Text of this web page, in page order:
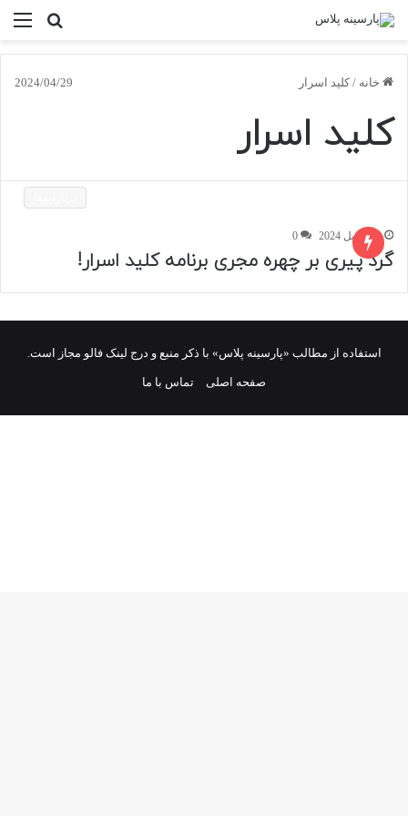
جستجو
خانه / کلید اسرار 2024/04/29
کلید اسرار
29 آوریل 2024 0
گرد پیری بر چهره مجری برنامه کلید اسرار!
استفاده از مطالب «پارسینه پلاس» با ذکر منبع و درج لینک فالو مجاز است.
صفحه اصلی تماس با ما